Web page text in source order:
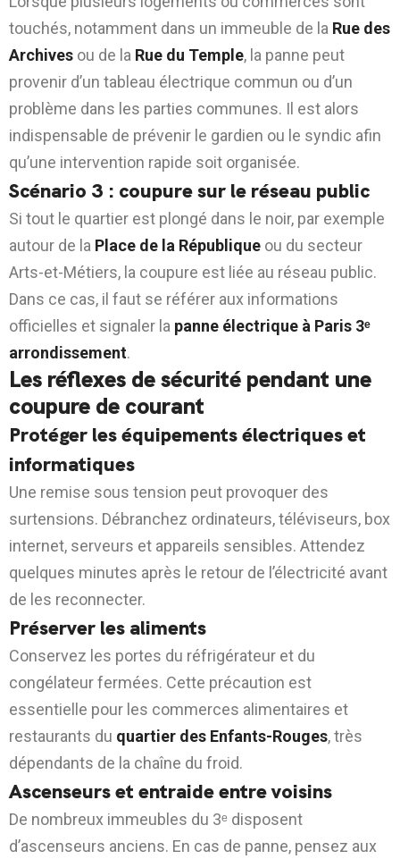
touchés, notamment dans un immeuble de la Rue des
Archives ou de la Rue du Temple, la panne peut
provenir d’un tableau électrique commun ou d’un
problème dans les parties communes. Il est alors
indispensable de prévenir le gardien ou le syndic afin
qu’une intervention rapide soit organisée.
Scénario 3 : coupure sur le réseau public
Si tout le quartier est plongé dans le noir, par exemple
autour de la Place de la République ou du secteur
Arts-et-Métiers, la coupure est liée au réseau public.
Dans ce cas, il faut se référer aux informations
officielles et signaler la panne électrique à Paris 3ᵉ
arrondissement.
Les réflexes de sécurité pendant une
coupure de courant
Protéger les équipements électriques et
informatiques
Une remise sous tension peut provoquer des
surtensions. Débranchez ordinateurs, téléviseurs, box
internet, serveurs et appareils sensibles. Attendez
quelques minutes après le retour de l’électricité avant
de les reconnecter.
Préserver les aliments
Conservez les portes du réfrigérateur et du
congélateur fermées. Cette précaution est
essentielle pour les commerces alimentaires et
restaurants du quartier des Enfants-Rouges, très
dépendants de la chaîne du froid.
Ascenseurs et entraide entre voisins
De nombreux immeubles du 3ᵉ disposent
d’ascenseurs anciens. En cas de panne, pensez aux